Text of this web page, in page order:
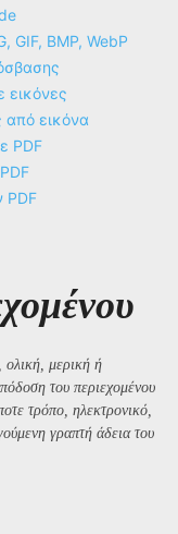
GIF, BMP, WebP
εικόνες
από εικόνα
PDF
PDF
μερική ή
του περιεχομένου
τρόπο, ηλεκτρονικό,
γραπτή άδεια του